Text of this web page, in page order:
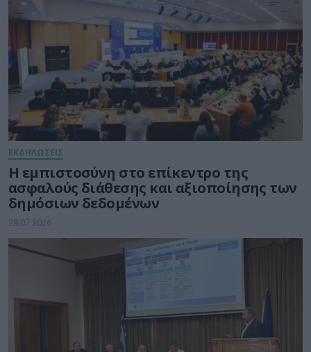
ΕΚΔΗΛΩΣΕΙΣ
Η εμπιστοσύνη στο επίκεντρο της
ασφαλούς διάθεσης και αξιοποίησης των
δημόσιων δεδομένων
28.07.2026